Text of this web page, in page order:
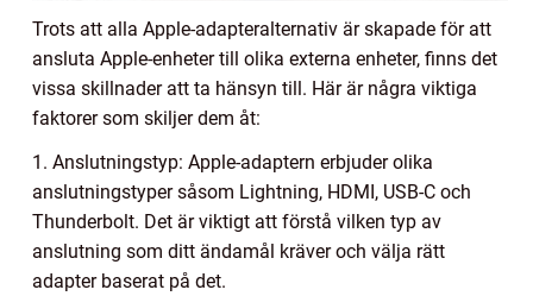
Trots att alla Apple-adapteralternativ är skapade för att
ansluta Apple-enheter till olika externa enheter, finns det
vissa skillnader att ta hänsyn till. Här är några viktiga
faktorer som skiljer dem åt:
1. Anslutningstyp: Apple-adaptern erbjuder olika
anslutningstyper såsom Lightning, HDMI, USB-C och
Thunderbolt. Det är viktigt att förstå vilken typ av
anslutning som ditt ändamål kräver och välja rätt
adapter baserat på det.